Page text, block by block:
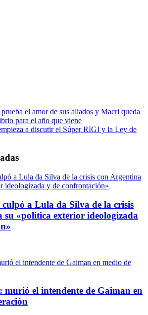
el amor de sus aliados y Macri queda
para el año que viene
a discutir el Súper RIGI y la Ley de
a Lula da Silva de la crisis
su «política exterior ideologizada
el intendente de Gaiman en